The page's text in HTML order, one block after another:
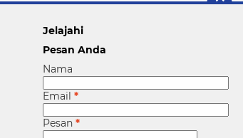
Jelajahi
Pesan Anda
Nama
Email *
Pesan *